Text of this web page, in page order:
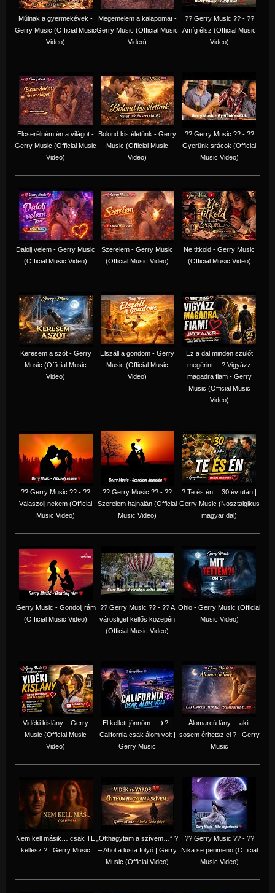
Múlnak a gyermekévek -
Gerry Music (Official Music
Video)
Megemelem a kalapomat -
Gerry Music (Official Music
Video)
?? Gerry Music ?? - ??
Amíg élsz (Official Music
Video)
Elcserélném én a világot -
Gerry Music (Official Music
Video)
Bolond kis életünk - Gerry
Music (Official Music
Video)
?? Gerry Music ?? - ??
Gyerünk srácok (Official
Music Video)
Dalolj velem - Gerry Music
(Official Music Video)
Szerelem - Gerry Music
(Official Music Video)
Ne titkold - Gerry Music
(Official Music Video)
Keresem a szót - Gerry
Music (Official Music
Video)
Elszáll a gondom - Gerry
Music (Official Music
Video)
Ez a dal minden szülőt
megérint… ? Vigyázz
magadra fiam - Gerry
Music (Official Music
Video)
?? Gerry Music ?? - ??
Válaszolj nekem (Official
Music Video)
?? Gerry Music ?? - ??
Szerelem hajnalán (Official
Music Video)
? Te és én… 30 év után |
Gerry Music (Nosztalgikus
magyar dal)
Gerry Music - Gondolj rám
(Official Music Video)
?? Gerry Music ?? - ?? A
városliget kellős közepén
(Official Music Video)
Ohio - Gerry Music (Official
Music Video)
Vidéki kislány – Gerry
Music (Official Music
Video)
El kellett jönnöm… ✈️? |
California csak álom volt |
Gerry Music
Álomarcú lány… akit
sosem érhetsz el ? | Gerry
Music
Nem kell másik… csak TE
kellesz ? | Gerry Music
„Otthagytam a szívem…” ?
– Ahol a lusta folyó | Gerry
Music (Official Video)
?? Gerry Music ?? - ??
Nika se perimeno (Official
Music Video)